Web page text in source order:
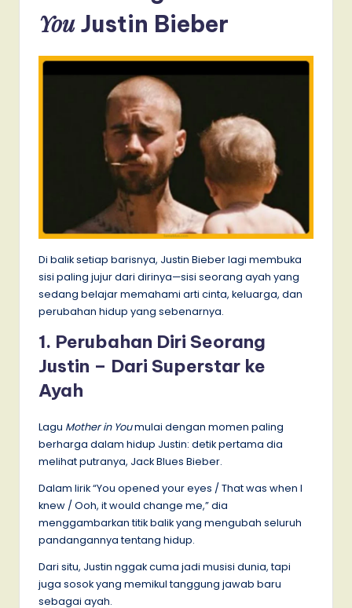
YouJustin Bieber
Di balik setiap barisnya, Justin Bieber lagi membuka
sisi paling jujur dari dirinya—sisi seorang ayah yang
sedang belajar memahami arti cinta, keluarga, dan
perubahan hidup yang sebenarnya.
1. Perubahan Diri Seorang
Justin – Dari Superstar ke
Ayah
Lagu Mother in Youmulai dengan momen paling
berharga dalam hidup Justin: detik pertama dia
melihat putranya, Jack Blues Bieber.
Dalam lirik “You opened your eyes / That was when I
knew / Ooh, it would change me,” dia
menggambarkan titik balik yang mengubah seluruh
pandangannya tentang hidup.
Dari situ, Justin nggak cuma jadi musisi dunia, tapi
juga sosok yang memikul tanggung jawab baru
sebagai ayah.